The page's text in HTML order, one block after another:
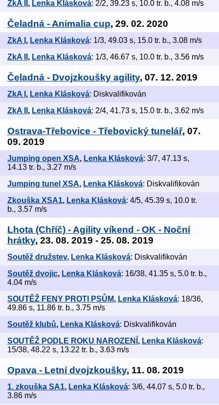
ZkA II , Lenka Klásková: 2/2, 39.23 s, 10.0 tr. b., 4.08 m/s
Čeladná - Animalia cup, 29. 02. 2020
ZkA I , Lenka Klásková: 1/3, 49.03 s, 15.0 tr. b., 3.08 m/s
ZkA II , Lenka Klásková: 1/3, 46.67 s, 10.0 tr. b., 3.56 m/s
Čeladná - Dvojzkoušky agility, 07. 12. 2019
ZkA I , Lenka Klásková: Diskvalifikován
ZkA II , Lenka Klásková: 2/4, 41.73 s, 15.0 tr. b., 3.62 m/s
Ostrava-Třebovice - Třebovický tunelář, 07.
09. 2019
Jumping open XSA, Lenka Klásková: 3/7, 47.13 s,
14.13 tr. b., 3.27 m/s
Jumping tunel XSA, Lenka Klásková: Diskvalifikován
Zkouška XSA1, Lenka Klásková: 4/5, 45.39 s, 10.0 tr.
b., 3.57 m/s
Lhota (Chříč) - Agility víkend - OK - Noční
hrátky, 23. 08. 2019 - 25. 08. 2019
Soutěž družstev, Lenka Klásková: Diskvalifikován
Soutěž dvojic, Lenka Klásková: 16/38, 41.35 s, 5.0 tr. b.,
4.04 m/s
SOUTĚŽ FENY PROTI PSŮM, Lenka Klásková: 18/36,
49.86 s, 11.86 tr. b., 3.75 m/s
Soutěž klubů, Lenka Klásková: Diskvalifikován
SOUTĚŽ PODLE ROKU NAROZENÍ , Lenka Klásková:
15/38, 48.22 s, 13.22 tr. b., 3.63 m/s
Opava - Letní dvojzkoušky, 11. 08. 2019
1. zkouška SA1, Lenka Klásková: 3/6, 44.07 s, 5.0 tr. b.,
3.86 m/s